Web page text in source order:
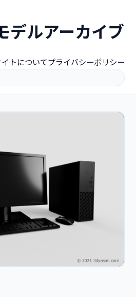
デルアーカイブ
イトについてプライバシーポリシー